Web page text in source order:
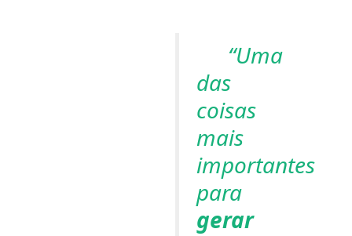
“Uma
das
coisas
mais
importantes
para
gerar